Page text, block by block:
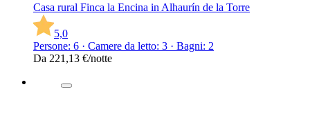
Casa rural Finca la Encina in Alhaurín de la Torre
5,0
Persone: 6 · Camere da letto: 3 · Bagni: 2
Da 221,13 €/notte